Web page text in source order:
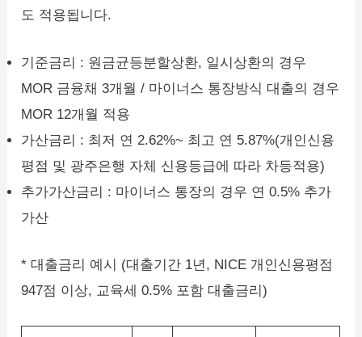
도 적용됩니다.
기준금리 : 원금균등분할상환, 일시상환의 경우
MOR 금융채 3개월 / 마이너스 통장방식 대출의 경우
MOR 12개월 적용
가산금리 : 최저 연 2.62%~ 최고 연 5.87%(개인신용
평점 및 광주은행 자체 신용등급에 따라 차등적용)
추가가산금리 : 마이너스 통장의 경우 연 0.5% 추가
가산
* 대출금리 예시 (대출기간 1년, NICE 개인신용평점
947점 이상, 교육세 0.5% 포함 대출금리)